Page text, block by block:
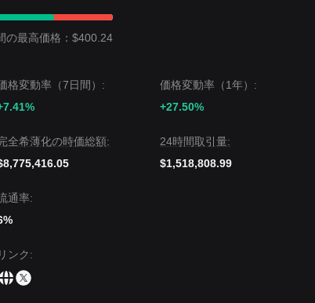
の最高価格：$400.24
格変動率（7日間）:
価格変動率（1年）:
+27.50%
全希薄化の時価総額:
24時間取引量:
$1,518,808.99
通率:
リンク: